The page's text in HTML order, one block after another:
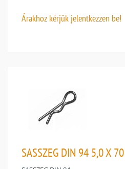
Árakhoz kérjük jelentkezzen be!
SASSZEG DIN 94 5,0 X